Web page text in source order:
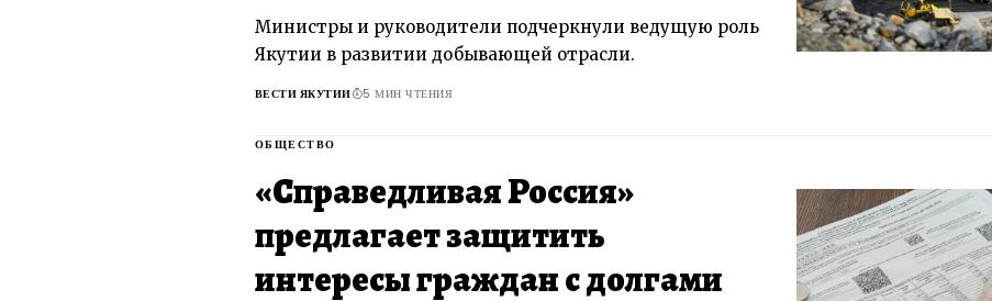
Министры и руководители подчеркнули ведущую роль
Якутии в развитии добывающей отрасли.
ВЕСТИ ЯКУТИИ 5 МИН ЧТЕНИЯ
ОБЩЕСТВО
«Справедливая Россия»
предлагает защитить
интересы граждан с долгами